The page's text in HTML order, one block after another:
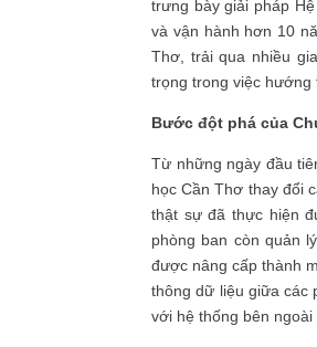
trưng bày giải pháp
và vận hành hơn 10
Thơ, trải qua nhiều
trọng trong việc
Bước đột phá của
Từ những ngày đầu
học Cần Thơ thay đổi
thật sự đã thực hiện
phòng ban còn quản
được nâng cấp thành
thông dữ liệu giữa các
với hệ thống bên ngoài